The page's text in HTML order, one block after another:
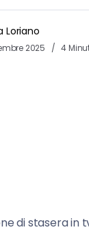
Loriano
2025 4
di stasera in